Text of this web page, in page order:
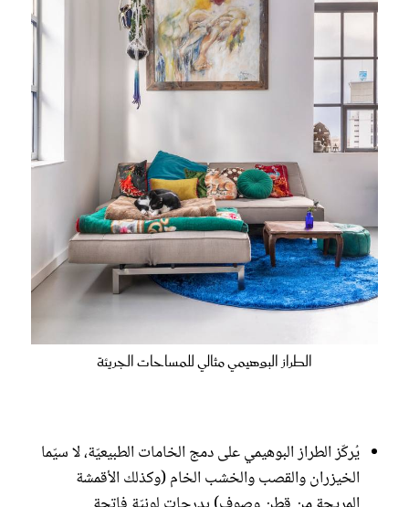
الطراز البوهيمي مثالي للمساحات الجريئة
يُركّز الطراز البوهيمي على دمج الخامات الطبيعيّة، لا سيّما
الخيزران والقصب والخشب الخام (وكذلك الأقمشة